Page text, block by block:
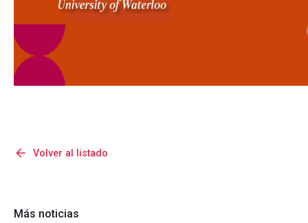
arrow_back Volver al listado
Más noticias